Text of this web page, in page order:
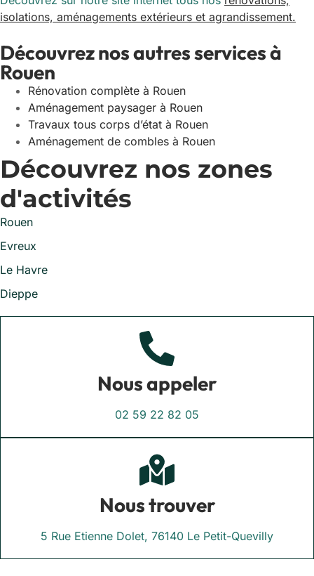
isolations, aménagements extérieurs et agrandissement.
Découvrez nos autres services à
Rouen
Rénovation complète à Rouen
Aménagement paysager à Rouen
Travaux tous corps d’état à Rouen
Aménagement de combles à Rouen
Découvrez nos zones
d'activités
Rouen
Evreux
Le Havre
Dieppe
Nous appeler
02 59 22 82 05
Nous trouver
5 Rue Etienne Dolet, 76140 Le Petit-Quevilly